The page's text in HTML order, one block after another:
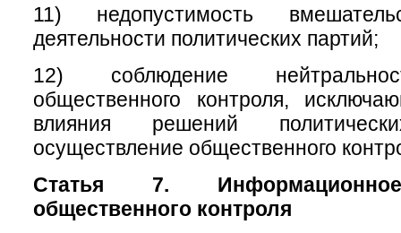
11) недопустимость
деятельности политических партий;
12) соблюдение
общественного контроля,
влияния решений
осуществление общественного
Статья 7.
общественного контроля